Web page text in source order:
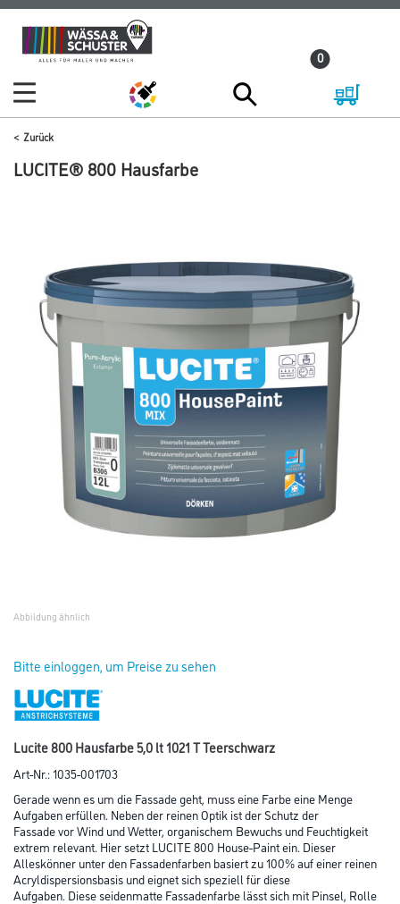
Zum
Inhalt
Zum
Navigationsmenü
0
Zurück
LUCITE® 800 Hausfarbe
Abbildung ähnlich
Bitte einloggen, um Preise zu sehen
Lucite 800 Hausfarbe 5,0 lt 1021 T Teerschwarz
Art-Nr.:1035-001703
Gerade wenn es um die Fassade geht, muss eine Farbe eine Menge
Aufgaben erfüllen. Neben der reinen Optik ist der Schutz der
Fassade vor Wind und Wetter, organischem Bewuchs und Feuchtigkeit
extrem relevant. Hier setzt LUCITE 800 House-Paint ein. Dieser
Alleskönner unter den Fassadenfarben basiert zu 100% auf einer reinen
Acryldispersionsbasis und eignet sich speziell für diese
Aufgaben. Diese seidenmatte Fassadenfarbe lässt sich mit Pinsel, Rolle